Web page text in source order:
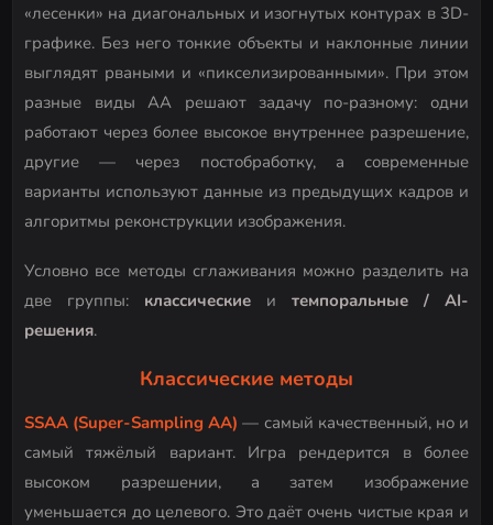
«лесенки» на диагональных и изогнутых контурах в 3D-
графике. Без него тонкие объекты и наклонные линии
выглядят рваными и «пикселизированными». При этом
разные виды AA решают задачу по-разному: одни
работают через более высокое внутреннее разрешение,
другие — через постобработку, а современные
варианты используют данные из предыдущих кадров и
алгоритмы реконструкции изображения.
Условно все методы сглаживания можно разделить на
две группы: классические и темпоральные / AI-
решения.
Классические методы
SSAA (Super-Sampling AA) — самый качественный, но и
самый тяжёлый вариант. Игра рендерится в более
высоком разрешении, а затем изображение
уменьшается до целевого. Это даёт очень чистые края и